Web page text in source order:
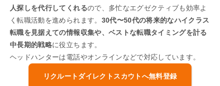
人探しを代行してくれるので、多忙なエグゼクティブも効率よ
く転職活動を進められます。 30代〜50代の将来的なハイクラス
転職を見据えての情報収集や、ベストな転職タイミングを計る
中長期的戦略に役立ちます。
ヘッドハンターは電話やオンラインなどで対応しています。
リクルートダイレクトスカウトへ無料登録